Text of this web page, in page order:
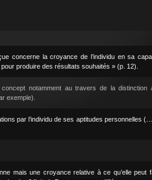
concerne la croyance de l’individu en sa
produire des résultats souhaités » (p. 12).
notamment au travers de la distinction
exemple).
par l’individu de ses aptitudes personnelles
mais une croyance relative à ce qu’elle peut